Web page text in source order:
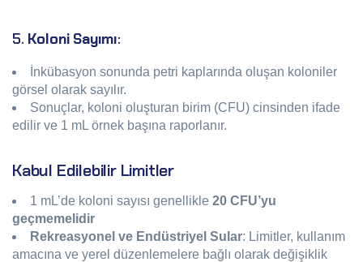
5. Koloni Sayımı:
İnkübasyon sonunda petri kaplarında oluşan koloniler
görsel olarak sayılır.
Sonuçlar, koloni oluşturan birim (CFU) cinsinden ifade
edilir ve 1 mL örnek başına raporlanır.
Kabul Edilebilir Limitler
1 mL’de koloni sayısı genellikle 20 CFU’yu
geçmemelidir
Rekreasyonel ve Endüstriyel Sular: Limitler, kullanım
amacına ve yerel düzenlemelere bağlı olarak değişiklik